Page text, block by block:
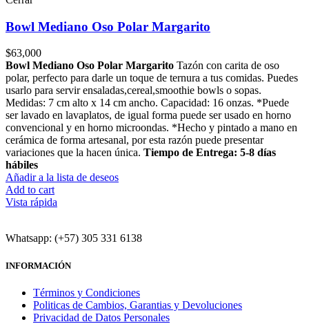
Bowl Mediano Oso Polar Margarito
$63,000
Bowl Mediano Oso Polar Margarito Tazón con carita de oso
polar, perfecto para darle un toque de ternura a tus comidas. Puedes
usarlo para servir ensaladas,cereal,smoothie bowls o sopas.
Medidas: 7 cm alto x 14 cm ancho. Capacidad: 16 onzas. *Puede
ser lavado en lavaplatos, de igual forma puede ser usado en horno
convencional y en horno microondas. *Hecho y pintado a mano en
cerámica de forma artesanal, por esta razón puede presentar
variaciones que la hacen única. Tiempo de Entrega: 5-8 días
hábiles
Añadir a la lista de deseos
Add to cart
Vista rápida
Whatsapp: (+57) 305 331 6138
INFORMACIÓN
Términos y Condiciones
Politicas de Cambios, Garantias y Devoluciones
Privacidad de Datos Personales